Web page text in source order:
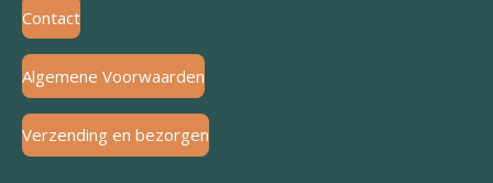
Contact
Algemene Voorwaarden
Verzending en bezorgen